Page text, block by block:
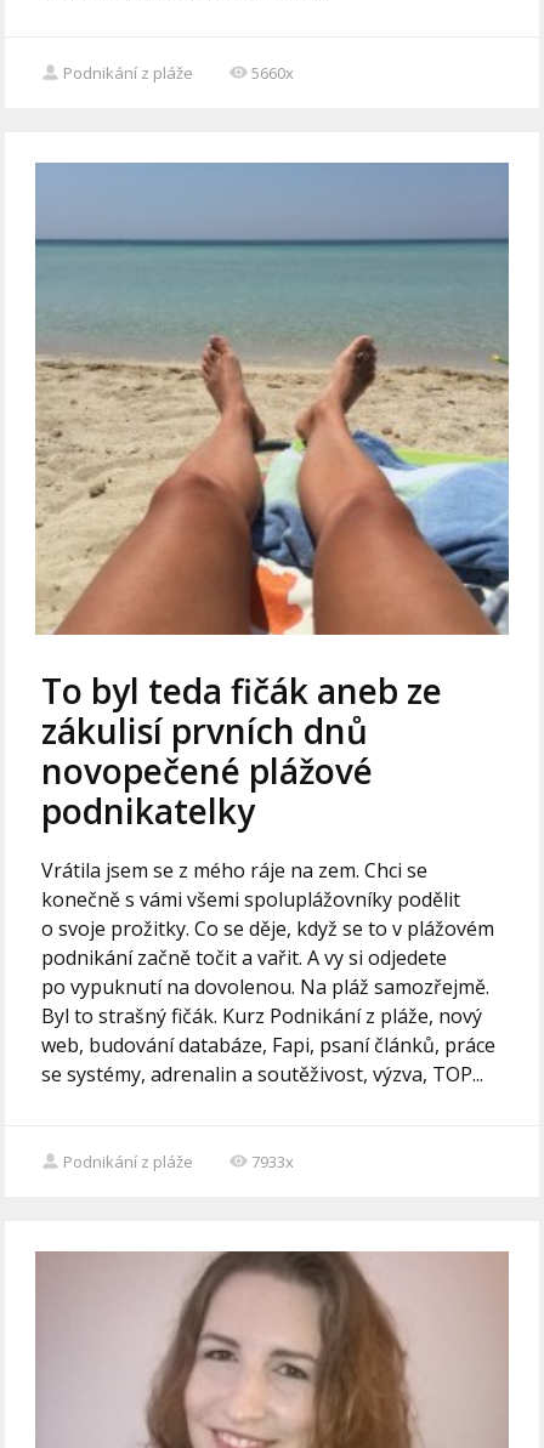
Podnikání z pláže 5660x
To byl teda fičák aneb ze
zákulisí prvních dnů
novopečené plážové
podnikatelky
Vrátila jsem se z mého ráje na zem. Chci se
konečně s vámi všemi spoluplážovníky podělit
o svoje prožitky. Co se děje, když se to v plážovém
podnikání začně točit a vařit. A vy si odjedete
po vypuknutí na dovolenou. Na pláž samozřejmě.
Byl to strašný fičák. Kurz Podnikání z pláže, nový
web, budování databáze, Fapi, psaní článků, práce
se systémy, adrenalin a soutěživost, výzva, TOP...
Podnikání z pláže 7933x